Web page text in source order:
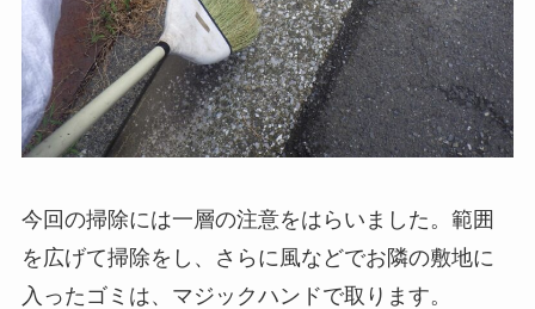
今回の掃除には一層の注意をはらいました。範囲
を広げて掃除をし、さらに風などでお隣の敷地に
入ったゴミは、マジックハンドで取ります。